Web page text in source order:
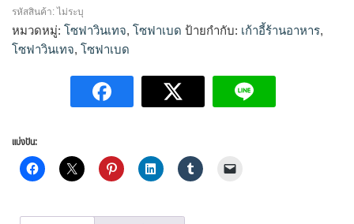
อาร์ม
แชร์
ไดอาน่า
รหัสสินค้า: ไม่ระบุ
หมวดหมู่: โซฟาวินเทจ, โซฟาเบด ป้ายกำกับ: เก้าอี้ร้านอาหาร,
โซฟาวินเทจ, โซฟาเบด
แบ่งปัน: